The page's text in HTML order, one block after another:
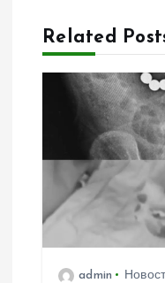
и
я
о
а
Related
admin